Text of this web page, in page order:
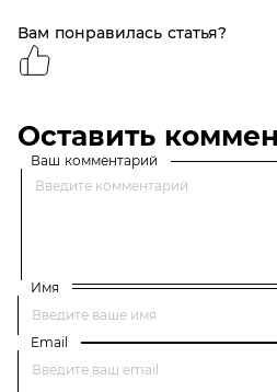
Вам понравилась статья?
Оставить
Ваш комментарий
Имя
Email